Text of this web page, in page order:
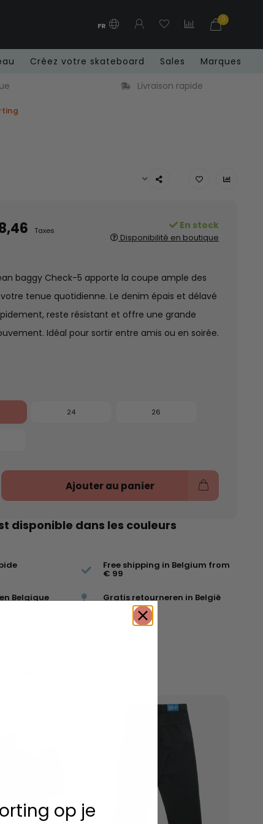
FR
0
Créez votre skateboard Sales
Marques
Livraison rapide
Taxes
En stock
Disponibilité en boutique
baggy Check-5 apporte la coupe ample des
tenue quotidienne. Le denim épais et délavé
reste résistant et offre une grande
Idéal pour sortir entre amis ou en soirée.
24 26
Ajouter au panier
disponible dans les couleurs
Free shipping in Belgium from
€ 99
Belgique Gratis retourneren in België
op je